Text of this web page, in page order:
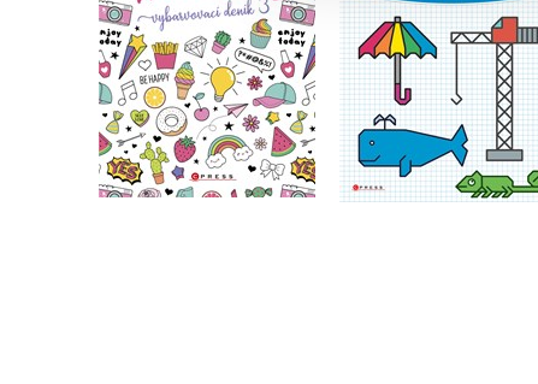
Do košíku
299 Kč
239 Kč
Do košíku
229 Kč
183 Kč